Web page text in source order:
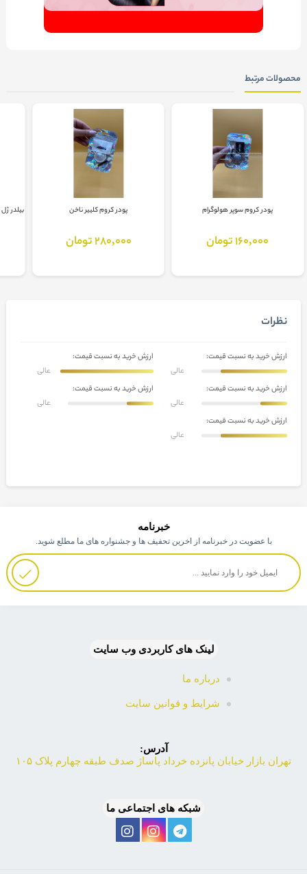
محصولات مرتبط
پودر کروم سوپر هولوگرام
160,000 تومان
پودر کروم کلییر ناخن
280,000 تومان
بیلدر ژل 30 گرم ( ژل بیلدر ) Builder Gel Raxon
نظرات
ارزش خرید به نسبت قیمت:
عالی
ارزش خرید به نسبت قیمت:
عالی
ارزش خرید به نسبت قیمت:
عالی
ارزش خرید به نسبت قیمت:
عالی
ارزش خرید به نسبت قیمت:
عالی
خبرنامه
با عضویت در خبرنامه از اخرین تحفیف ها و جشنواره های ما مطلع شوید.
لینک های کاربردی وب سایت
درباره ما
شرایط و قوانین سایت
آدرس:
تهران بازار خیابان پانزده خرداد پاساژ صدف طبقه چهارم پلاک ۱۰۵
شبکه های اجتماعی ما